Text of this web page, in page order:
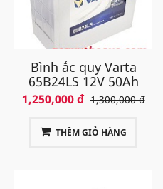
hàng của chúng tôi, ắc quy cũ của
theo giá nhà máy nhằm tái chế
Bình ắc quy Varta
65B24LS 12V 50Ah
1,250,000 đ 1,300,000 đ
THÊM GIỎ HÀNG